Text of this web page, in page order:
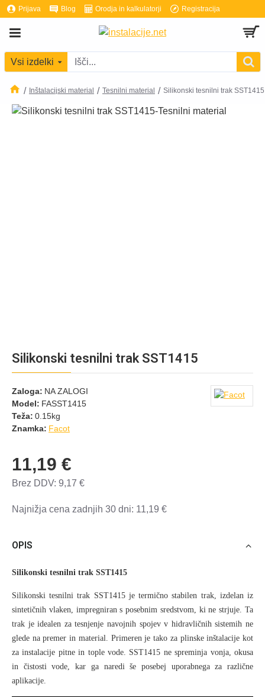
Prijava Blog Orodja in kalkulatorji Registracija
Vsi izdelki
Inštalacijski material Tesnilni material Silikonski tesnilni trak SST1415
Silikonski tesnilni trak SST1415
Zaloga: NA ZALOGI
Model: FASST1415
Teža: 0.15kg
Znamka: Facot
11,19 €
Brez DDV: 9,17 €
Najnižja cena zadnjih 30 dni: 11,19 €
OPIS
Silikonski tesnilni trak SST1415
Silikonski tesnilni trak SST1415 je termično stabilen trak, izdelan iz
sintetičnih vlaken, impregniran s posebnim sredstvom, ki ne strjuje. Ta
trak je idealen za tesnjenje navojnih spojev v hidravličnih sistemih ne
glede na premer in material. Primeren je tako za plinske inštalacije kot
za instalacije pitne in tople vode. SST1415 ne spreminja vonja, okusa
in čistosti vode, kar ga naredi še posebej uporabnega za različne
aplikacije.